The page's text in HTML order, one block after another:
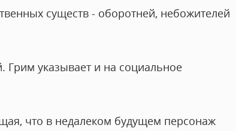
существ - оборотней, небожителей
Грим указывает и на социальное
что в недалеком будущем персонаж